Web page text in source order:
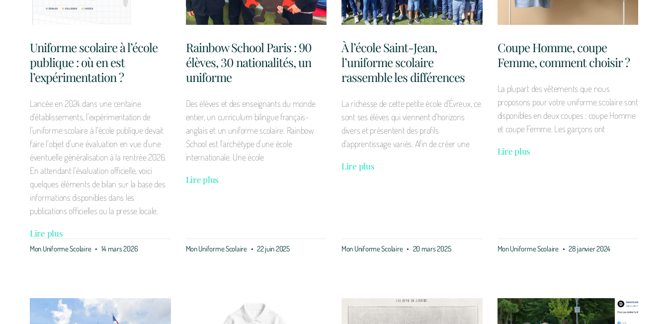
Uniforme scolaire à l’école
publique : où en est
l’expérimentation ?
Lancée en 2024 dans une centaine
d’établissements, l’expérimentation de
l’uniforme scolaire à l’école publique devait
faire l’objet d’une évaluation en vue d’une
éventuelle généralisation à la rentrée 2026.
En attendant l’évaluation officielle, voici
quelques éléments de bilan sur la base des
informations disponibles dans les
publications officielles ou la presse locale.
Lire plus
Mon Uniforme Scolaire 14 mars 2026
Rainbow School Paris : 90
élèves, 30 nationalités, un
uniforme
Des élèves et des enseignants du monde
entier, un curriculum bilingue français-
anglais et un uniforme scolaire. Rainbow
School est l’archétype d’une école
internationale. Une école
Lire plus
Mon Uniforme Scolaire 22 juin 2025
À l’école Saint-Jean,
l’uniforme scolaire
rassemble les différences
La richesse de cette petite école d’Évreux, ce
sont ses élèves qui viennent d’horizons
divers et présentent des profils
d’apprentissage variés. Afin de créer une
Lire plus
Mon Uniforme Scolaire 20 mars 2025
Coupe Homme, coupe
Femme, comment choisir ?
La plupart des vêtements que nous
proposons pour votre uniforme scolaire sont
disponibles en deux coupes : coupe Homme
et coupe Femme. Les garçons ont
Lire plus
Mon Uniforme Scolaire 28 janvier 2024